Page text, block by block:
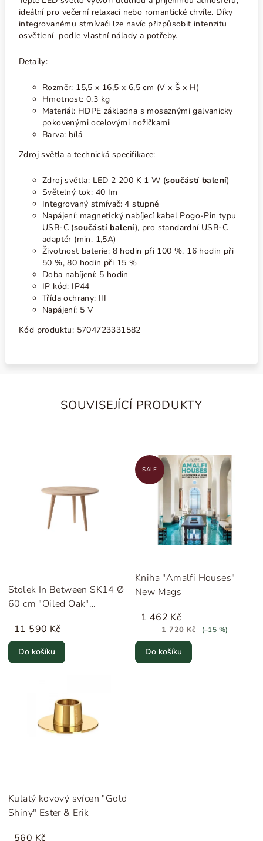
ideální pro večerní relaxaci nebo romantické chvíle. Díky
integrovanému stmívači lze navíc přizpůsobit intenzitu
osvětlení podle vlastní nálady a potřeby.
Detaily:
Rozměr: 15,5 x 16,5 x 6,5 cm (V x Š x H)
Hmotnost: 0,3 kg
Materiál: HDPE základna s mosaznými galvanicky
pokovenými ocelovými nožičkami
Barva: bílá
Zdroj světla a technická specifikace:
Zdroj světla: LED 2 200 K 1W (součástí balení)
Světelný tok: 40 Im
Integrovaný stmívač: 4 stupně
Napájení: magnetický nabíjecí kabel Pogo-Pin typu
USB-C (součástí balení), pro standardní USB-C
adaptér (min. 1,5A)
Životnost baterie: 8 hodin při 100 %, 16 hodin při
50 %, 80 hodin při 15 %
Doba nabíjení: 5 hodin
IP kód: IP44
Třída ochrany: III
Napájení: 5 V
Kód produktu: 5704723331582
SOUVISEJÍCÍ PRODUKTY
Stolek In Between SK14 Ø
60 cm "Oiled Oak"
11 590 Kč
Do košíku
SALE
Kniha "Amalfi Houses"
New Mags
1 462 Kč
1 720 Kč (–15 %)
Do košíku
Kulatý kovový svícen "Gold
Shiny" Ester & Erik
560 Kč